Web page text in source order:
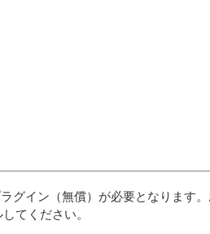
グイン（無償）が必要となります
てください。